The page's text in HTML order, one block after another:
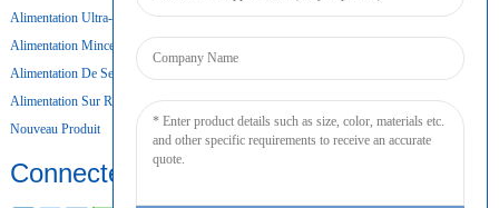
Alimentation Ultra-Mince
Alimentation Mince
Alimentation De Secours Par Batterie
Alimentation Sur Rail DIN
Nouveau Produit
Connecter